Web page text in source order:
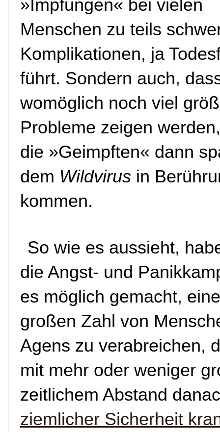
»Impfungen« bei vielen
Menschen zu teils
Komplikationen, ja
führt. Sondern auch,
womöglich noch viel
Probleme zeigen
die »Geimpften« dann
dem Wildvirus in
kommen.
So wie es aussieht,
die Angst- und
es möglich gemacht,
großen Zahl von
Agens zu verabreichen,
mit mehr oder weniger
zeitlichem Abstand
ziemlicher Sicherheit